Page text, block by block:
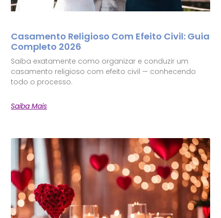
Casamento Religioso Com Efeito Civil: Guia
Completo 2026
Saiba exatamente como organizar e conduzir um
casamento religioso com efeito civil — conhecendo
todo o processo.
Saiba Mais